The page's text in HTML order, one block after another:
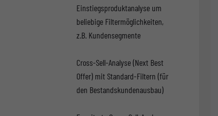
Einstiegsproduktanalyse um
beliebige Filtermöglichkeiten,
z.B. Kundensegmente
Cross-Sell-Analyse (Next Best
Offer) mit Standard-Filtern (für
den Bestandskundenausbau)